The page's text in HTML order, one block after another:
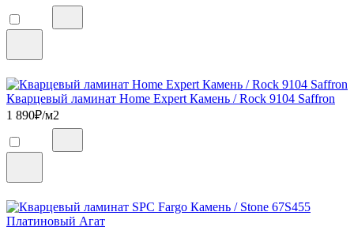
Кварцевый ламинат Home Expert Камень / Rock 9104 Saffron
1 890₽/м2